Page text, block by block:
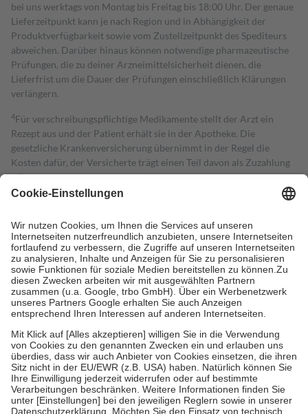
bei uns werktags von Montag bis Freitag bis 18:00 Uhr. Der genaue
Lieferzeitpunkt kann je nach Region und in Abhängigkeit der
Produktverfügbarkeit sowie vom Zustellzeitpunkt des Spediteurs
abweichen. Darüber hinaus können notwendige pharmazeutische
Prüfungen, die zu deiner Arzneimittelsicherheit dienen, die
Lieferfrist um die Dauer der Prüfungen einschließlich Klärungen
verlängern.
4Für verschreibungspflichtige Medikamente stellt der Arzt ein
Rezept aus und der Patient erhält sie in der Apotheke. Die
gesetzliche Krankenversicherung übernimmt in der Regel die
Kosten dafür, der Versicherte trägt einen Teil davon als Zuzahlung
mit.
Grundsätzlich leisten Mitglieder Zuzahlungen in Höhe von zehn
höchstens zehn Euro.
Es sind jedoch nie mehr als die tatsächlichen
Kosten der Leistung zu entrichten.
Diese Regeln gelten grundsätzlich auch für Online-Apotheken.
Bei Heilmitteln und häuslicher Krankenpflege beträgt die
Zuzahlung zehn Prozent der Kosten sowie zehn Euro je
Verordnung.
Um das Engagement der Versicherten für ihre eigene Gesundheit zu
stärken und die besondere Stellung der Familie zu unterstützen,
fallenkeine Zuzahlungenan bei:
• Kindern und Jugendlichen bis zum vollendeten 18. Lebensjahr
mit Ausnahme der Fahrkosten
• Untersuchungen zur Vorsorge und Früherkennung, die von der
GKV getragen werden
• empfohlenen Schutzimpfungen